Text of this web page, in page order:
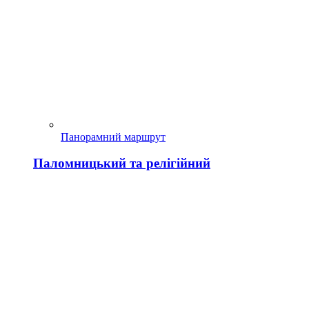
Панорамний маршрут
Паломницький та релігійний